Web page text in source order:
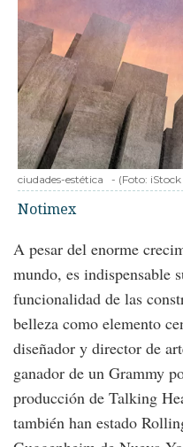
ciudades-estética - (Foto:
Notimex
A pesar del enorme
mundo, es indispensable
funcionalidad de las
belleza como elemento
diseñador y director de
ganador de un Grammy
producción de Talking
también han estado